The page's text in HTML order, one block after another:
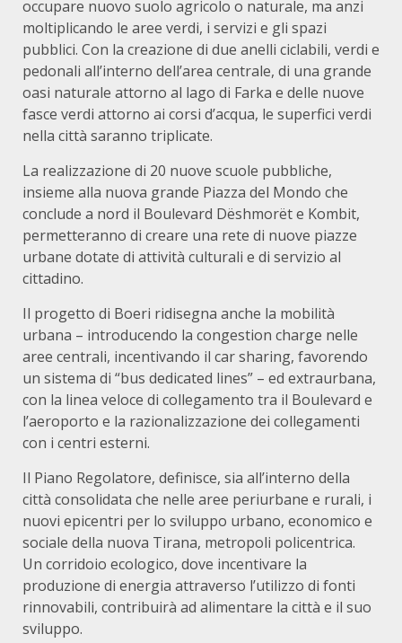
occupare nuovo suolo agricolo o naturale, ma anzi
moltiplicando le aree verdi, i servizi e gli spazi
pubblici. Con la creazione di due anelli ciclabili, verdi e
pedonali all’interno dell’area centrale, di una grande
oasi naturale attorno al lago di Farka e delle nuove
fasce verdi attorno ai corsi d’acqua, le superfici verdi
nella città saranno triplicate.
La realizzazione di 20 nuove scuole pubbliche,
insieme alla nuova grande Piazza del Mondo che
conclude a nord il Boulevard Dëshmorët e Kombit,
permetteranno di creare una rete di nuove piazze
urbane dotate di attività culturali e di servizio al
cittadino.
Il progetto di Boeri ridisegna anche la mobilità
urbana – introducendo la congestion charge nelle
aree centrali, incentivando il car sharing, favorendo
un sistema di “bus dedicated lines” – ed extraurbana,
con la linea veloce di collegamento tra il Boulevard e
l’aeroporto e la razionalizzazione dei collegamenti
con i centri esterni.
Il Piano Regolatore, definisce, sia all’interno della
città consolidata che nelle aree periurbane e rurali, i
nuovi epicentri per lo sviluppo urbano, economico e
sociale della nuova Tirana, metropoli policentrica.
Un corridoio ecologico, dove incentivare la
produzione di energia attraverso l’utilizzo di fonti
rinnovabili, contribuirà ad alimentare la città e il suo
sviluppo.